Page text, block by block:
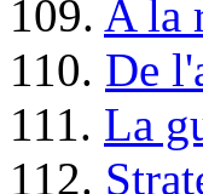
109. A la
110. De
111. La
112.